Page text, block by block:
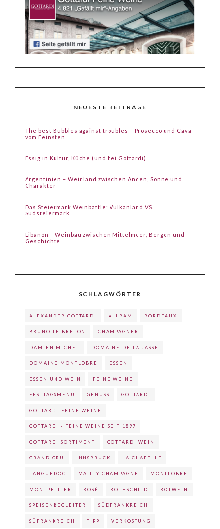
NEUESTE BEITRÄGE
The best Bubbles against troubles – Prosecco und Cava
vom Feinsten
Essig in Kultur, Küche (und bei Gottardi)
Argentinien – Weinland zwischen Anden, Sonne und
Charakter
Das Steiermark Weinbattle: Vulkanland VS.
Südsteiermark
Libanon – Weinbau zwischen Mittelmeer, Bergen und
Geschichte
SCHLAGWÖRTER
ALEXANDER GOTTARDI ALLRAM BORDEAUX
BRUNO LE BRETON CHAMPAGNER
DAMIEN MICHEL DOMAINE DE LA JASSE
DOMAINE MONTLOBRE ESSEN
ESSEN UND WEIN FEINE WEINE
FESTTAGSMENÜ GENUSS GOTTARDI
GOTTARDI-FEINE WEINE
GOTTARDI - FEINE WEINE SEIT 1897
GOTTARDI SORTIMENT GOTTARDI WEIN
GRAND CRU INNSBRUCK LA CHAPELLE
LANGUEDOC MAILLY CHAMPAGNE MONTLOBRE
MONTPELLIER ROSÉ ROTHSCHILD ROTWEIN
SPEISENBEGLEITER SÜDFRANKREICH
SÜFRANKREICH TIPP VERKOSTUNG